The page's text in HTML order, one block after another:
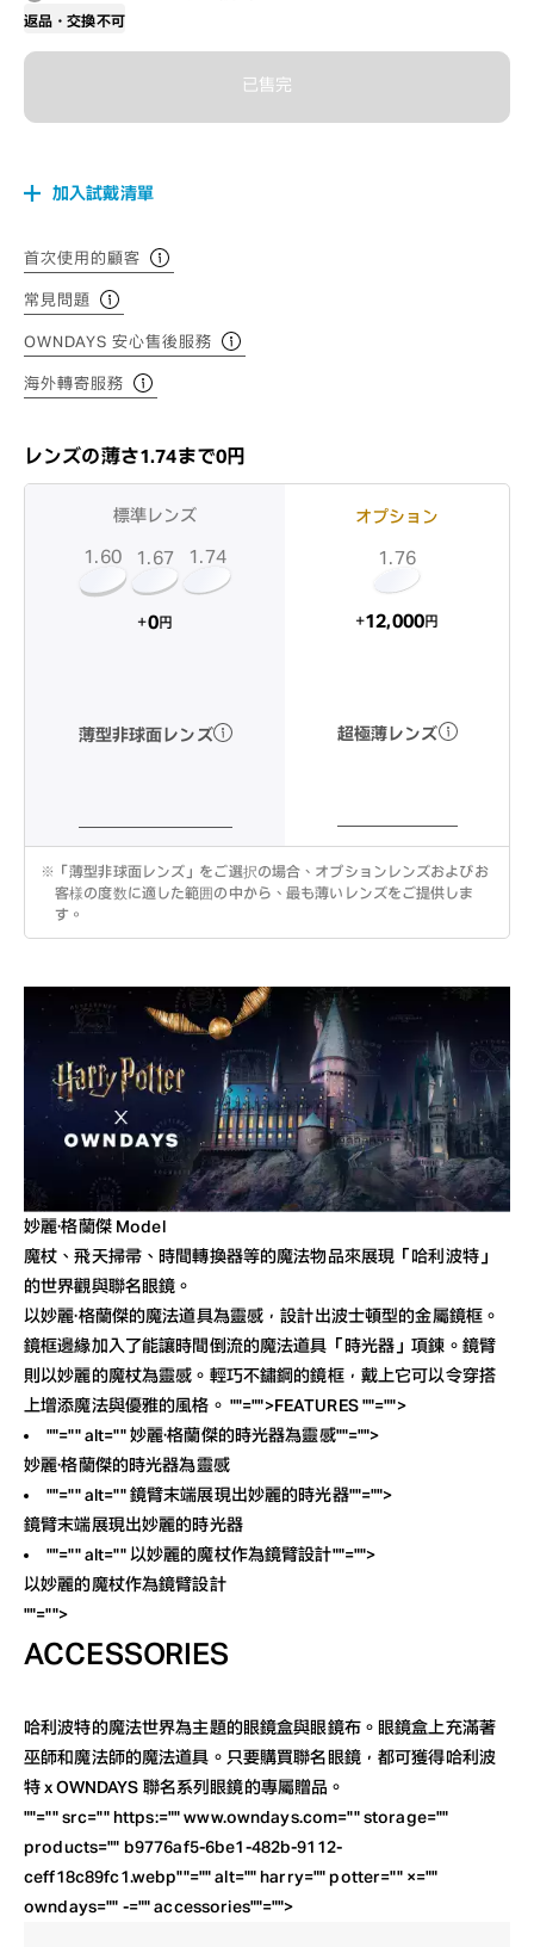
返品・交換不可
已售完
加入試戴清單
首次使用的顧客
常見問題
OWNDAYS 安心售後服務
海外轉寄服務
レンズの薄さ1.74まで0円
標準レンズ
1.60 1.67 1.74
+0円
薄型非球面レンズ
オプション
1.76
+12,000円
超極薄レンズ
※
「薄型非球面レンズ」をご選択の場合、オプションレンズおよびお
客様の度数に適した範囲の中から、最も薄いレンズをご提供しま
す。
妙麗·格蘭傑 Model
魔杖、飛天掃帚、時間轉換器等的魔法物品來展現「哈利波特」
的世界觀與聯名眼鏡。
以妙麗·格蘭傑的魔法道具為靈感，設計出波士頓型的金屬鏡框。
鏡框邊緣加入了能讓時間倒流的魔法道具「時光器」項鍊。鏡臂
則以妙麗的魔杖為靈感。輕巧不鏽鋼的鏡框，戴上它可以令穿搭
上增添魔法與優雅的風格。 ""="">FEATURES ""="">
""="" alt="" 妙麗·格蘭傑的時光器為靈感""="">
妙麗·格蘭傑的時光器為靈感
""="" alt="" 鏡臂末端展現出妙麗的時光器""="">
鏡臂末端展現出妙麗的時光器
""="" alt="" 以妙麗的魔杖作為鏡臂設計""="">
以妙麗的魔杖作為鏡臂設計
""="">
ACCESSORIES
哈利波特的魔法世界為主題的眼鏡盒與眼鏡布。眼鏡盒上充滿著
巫師和魔法師的魔法道具。只要購買聯名眼鏡，都可獲得哈利波
特 x OWNDAYS 聯名系列眼鏡的專屬贈品。
""="" src="" https:="" www.owndays.com="" storage=""
products="" b9776af5-6be1-482b-9112-
ceff18c89fc1.webp""="" alt="" harry="" potter="" ×=""
owndays="" -="" accessories""="">